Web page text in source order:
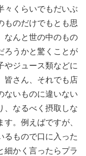
々くらいでもだいぶ
ものだけでもとも思
なんと世の中のもの
ろうかと驚くことが
やジュース類などに
皆さん、それでも店
ないものに違いない
、なるべく摂取しな
。例えばですが、
るもので口に入った
細かく言ったらプラ